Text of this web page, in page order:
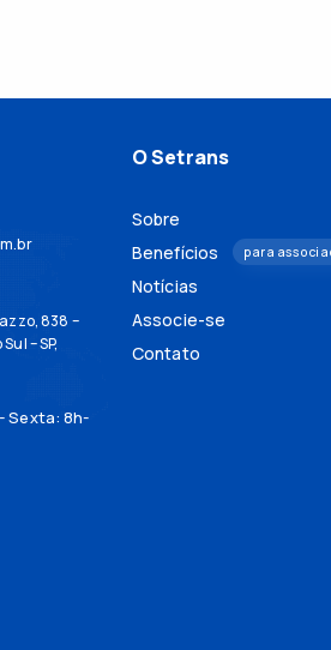
838 –
– SP,
Sexta: 8h-
O Setrans
Sobre
Benefícios
para
Notícias
Associe-se
Contato